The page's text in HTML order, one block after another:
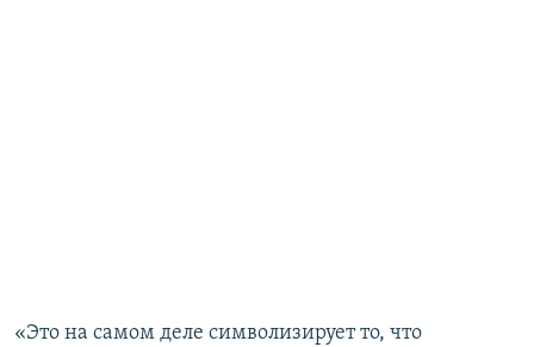
«Это на самом деле символизирует то, что